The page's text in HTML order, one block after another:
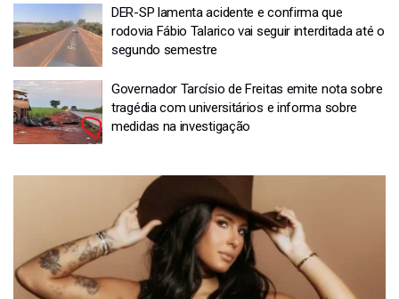
DER-SP lamenta acidente e confirma que
rodovia Fábio Talarico vai seguir interditada até o
segundo semestre
Governador Tarcísio de Freitas emite nota sobre
tragédia com universitários e informa sobre
medidas na investigação